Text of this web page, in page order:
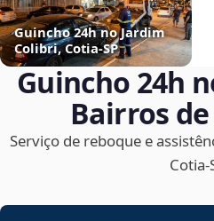
Guincho 24h no Jardim
Colibri, Cotia‑SP
Guincho 24h
Bairros de
Serviço de reboque e